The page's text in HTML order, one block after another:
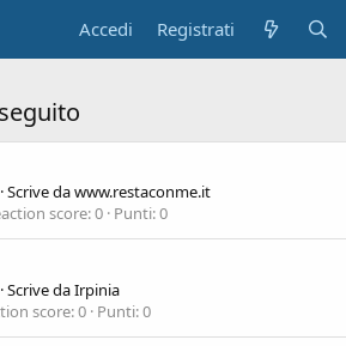
Accedi Registrati
·Scrive dawww.restaconme.it
score 0 Punti 0
·Scrive daIrpinia
score 0 Punti 0